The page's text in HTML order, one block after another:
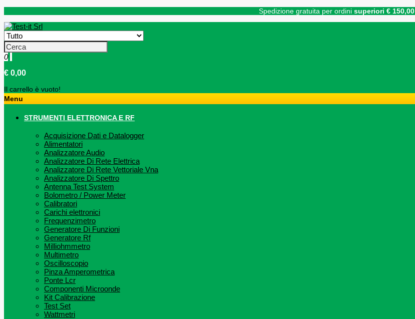
Spedizione gratuita per ordini superiori € 150,00
0
€ 0,00
Il carrello è vuoto!
Menu
STRUMENTI ELETTRONICA E RF
Acquisizione Dati e Datalogger
Alimentatori
Analizzatore Audio
Analizzatore Di Rete Elettrica
Analizzatore Di Rete Vettoriale Vna
Analizzatore Di Spettro
Antenna Test System
Bolometro / Power Meter
Calibratori
Carichi elettronici
Frequenzimetro
Generatore Di Funzioni
Generatore Rf
Milliohmmetro
Multimetro
Oscilloscopio
Pinza Amperometrica
Ponte Lcr
Componenti Microonde
Kit Calibrazione
Test Set
Wattmetri